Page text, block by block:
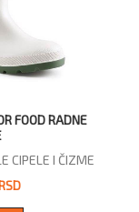
FOOD RADNE
CIPELE I ČIZME